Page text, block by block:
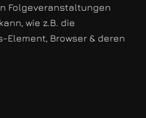
Folgeveranstaltungen
wie z.B. die
Element, Browser & deren